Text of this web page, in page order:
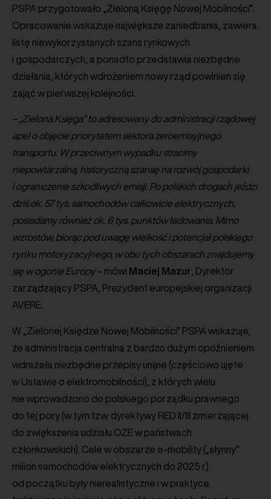
PSPA przygotowało „Zieloną Księgę Nowej Mobilności”.
Opracowanie wskazuje największe zaniedbania, zawiera
listę niewykorzystanych szans rynkowych
i gospodarczych, a ponadto przedstawia niezbędne
działania, których wdrożeniem nowy rząd powinien się
zająć w pierwszej kolejności.
– „Zielona Księga” to adresowany do administracji rządowej
apel o objęcie priorytetem sektora zeroemisyjnego
transportu. W przeciwnym wypadku stracimy
niepowtarzalną, historyczną szansę na rozwój gospodarki
i ograniczenie szkodliwych emisji. Po polskich drogach jeździ
dziś ok. 57 tys. samochodów całkowicie elektrycznych,
posiadamy również ok. 6 tys. punktów ładowania. Mimo
wzrostów, biorąc pod uwagę wielkość i potencjał polskiego
rynku motoryzacyjnego, w obu tych obszarach znajdujemy
się w ogonie Europy– mówi Maciej Mazur , Dyrektor
zarządzający PSPA, Prezydent europejskiej organizacji
AVERE.
W „Zielonej Księdze Nowej Mobilności” PSPA wskazuje,
że administracja centralna z bardzo dużym opóźnieniem
wdrażała niezbędne przepisy unijne (częściowo ujęte
w Ustawie o elektromobilności), z których wielu
nie wprowadzono do polskiego porządku prawnego
do tej pory (w tym tzw. dyrektywy RED II/III zmierzającej
do zwiększenia udziału OZE w państwach
członkowskich). Cele w obszarze e-mobility („słynny”
milion samochodów elektrycznych do 2025 r.)
od początku były nierealistyczne i w praktyce